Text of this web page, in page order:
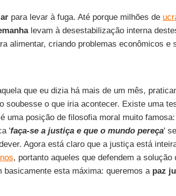
para levar à fuga. Até porque milhões de
levam à desestabilização interna
alimentar, criando problemas econômicos e
que eu dizia há mais de um mês,
soubesse o que iria acontecer. Existe uma
uma posição de filosofia moral muito famosa:
'faça-se a justiça e que o mundo pereça'
Agora está claro que a justiça está
, portanto aqueles que defendem a solução
basicamente esta máxima: queremos a paz